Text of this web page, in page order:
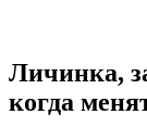
Личинка,
когда